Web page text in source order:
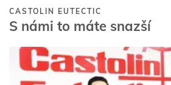
CASTOLIN EUTECTIC
S námi to máte snazší